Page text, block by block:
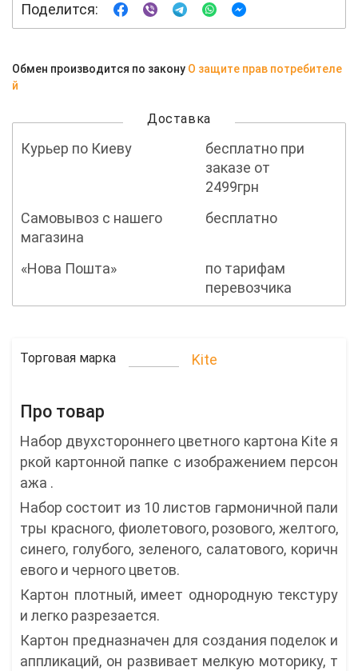
Поделится:
Обмен производится по закону О защите прав потребителе
й
Доставка
Курьер по Киеву
бесплатно при
заказе от
2499грн
Самовывоз с нашего
магазина
бесплатно
«Нова Пошта»
по тарифам
перевозчика
Торговая марка Kite
Про товар
Набор двухстороннего цветного картона Kite я
ркой картонной папке с изображением персон
ажа .
Набор состоит из 10 листов гармоничной пали
тры красного, фиолетового, розового, желтого,
синего, голубого, зеленого, салатового, коричн
евого и черного цветов.
Картон плотный, имеет однородную текстуру
и легко разрезается.
Картон предназначен для создания поделок и
аппликаций, он развивает мелкую моторику, т